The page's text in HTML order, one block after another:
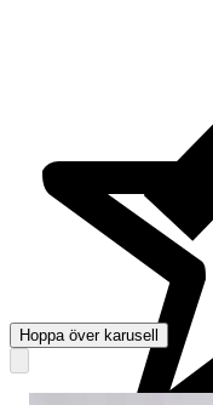
Hoppa över karusell